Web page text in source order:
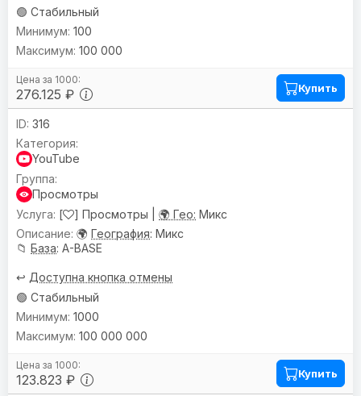
🟢 Стабильный
276.125 ₽
100
100 000
Купить
316
YouTube
Просмотры
[
] Просмотры | 🌍 Гео: Микс
🌍 География: Микс
📁 База: A-BASE
↩️ Доступна кнопка отмены
🟢 Стабильный
123.823 ₽
1000
100 000 000
Купить